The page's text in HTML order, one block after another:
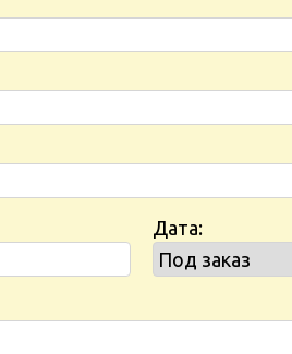
Дата: